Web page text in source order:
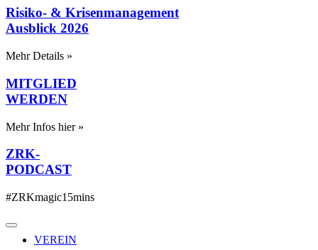
Risiko- & Krisenmanagement
Ausblick 2026
Mehr Details »
MITGLIED
WERDEN
Mehr Infos hier »
ZRK-
PODCAST
#ZRKmagic15mins
VEREIN